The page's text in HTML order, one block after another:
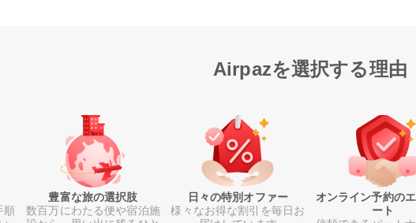
Airpazを選択する理由
順
豊富な旅の選択肢
数百万にわたる便や宿泊施
日々の特別オファー
様々なお得な割引を毎日お
オンライン予約の
ート